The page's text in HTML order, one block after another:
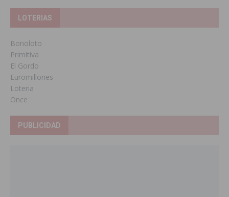
LOTERIAS
Bonoloto
Primitiva
El Gordo
Euromillones
Loteria
Once
PUBLICIDAD